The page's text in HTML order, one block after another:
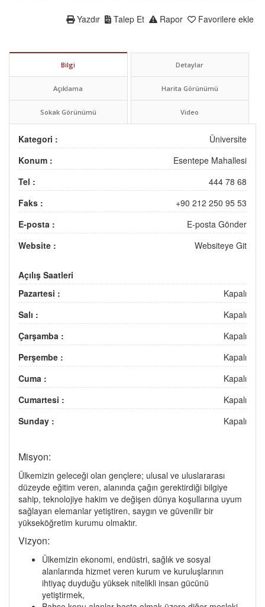
Favorilere ekle
Rapor
Talep Et
Yazdır
Bilgi Detaylar
Açıklama Harita Görünümü
Sokak Görünümü Video
Kategori :
Üniversite
Konum :
Esentepe Mahallesi
Tel :
444 78 68
Faks :
+90 212 250 95 53
E-posta :
E-posta Gönder
Website :
Websiteye Git
Açılış Saatleri
Pazartesi :
Kapalı
Salı :
Kapalı
Çarşamba :
Kapalı
Perşembe :
Kapalı
Cuma :
Kapalı
Cumartesi :
Kapalı
Sunday :
Kapalı
Misyon:
Ülkemizin geleceği olan gençlere; ulusal ve uluslararası
düzeyde eğitim veren, alanında çağın gerektirdiği bilgiye
sahip, teknolojiye hakim ve değişen dünya koşullarına uyum
sağlayan elemanlar yetiştiren, saygın ve güvenilir bir
yükseköğretim kurumu olmaktır.
Vizyon:
Ülkemizin ekonomi, endüstri, sağlık ve sosyal
alanlarında hizmet veren kurum ve kuruluşlarının
ihtiyaç duyduğu yüksek nitelikli insan gücünü
yetiştirmek,